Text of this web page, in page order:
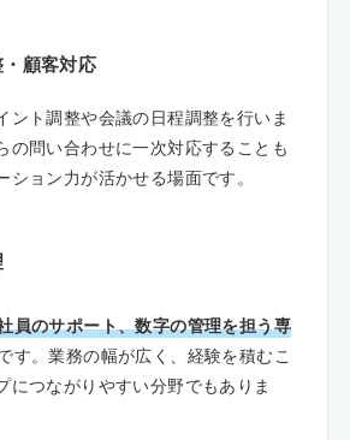
顧客対応
ント調整や会議の日程調整を行いま
の問い合わせに一次対応することも
ション力が活かせる場面です。
員のサポート、数字の管理を担う専
す。業務の幅が広く、経験を積むこ
につながりやすい分野でもありま